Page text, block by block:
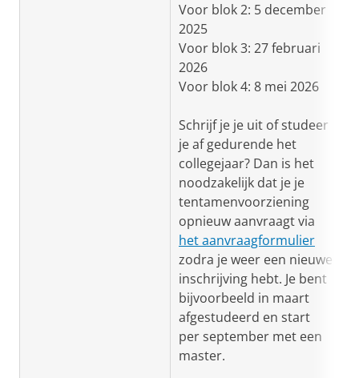
Voor blok 2: 5 december
2025
Voor blok 3: 27 februari
2026
Voor blok 4: 8 mei 2026
Schrijf je je uit of studeer
je af gedurende het
collegejaar? Dan is het
noodzakelijk dat je je
tentamenvoorziening
opnieuw aanvraagt via
het aanvraagformulier
zodra je weer een nieuwe
inschrijving hebt. Je bent
bijvoorbeeld in maart
afgestudeerd en start
per september met een
master.